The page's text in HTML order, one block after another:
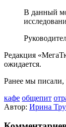
В данный
Редакция
ожидается.
Ранее мы писали,
кафе общепит
Автор: Ирина